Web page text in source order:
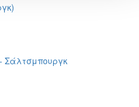
Σάλτσμπουργκ